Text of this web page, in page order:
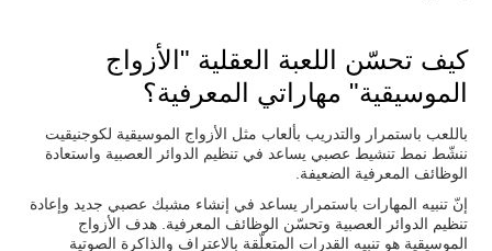
كيف تحسّن اللعبة العقلية "الأزواج
الموسيقية" مهاراتي المعرفية؟
باللعب باستمرار والتدريب بألعاب مثل الأزواج الموسيقية لكوجنيقيت
ننشّط نمط تنشيط عصبي يساعد في تنظيم الدوائر العصبية واستعادة
الوظائف المعرفية الضعيفة.
إنّ تنبيه المهارات باستمرار يساعد في إنشاء مشبك عصبي جديد وإعادة
تنظيم الدوائر العصبية وتحسّن الوظائف المعرفية. هدف الأزواج
الموسيقية هو تنبيه القدرات المتعلّقة بالاعتراف والذاكرة الصوتية